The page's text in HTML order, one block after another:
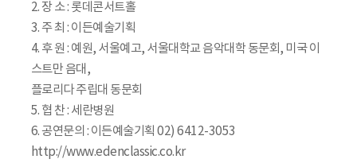
2. 장 소 : 롯데콘서트홀
3. 주 최 : 이든예술기획
4. 후 원 : 예원, 서울예고, 서울대학교 음악대학 동문회, 미국 이
스트만 음대,
플로리다 주립대 동문회
5. 협 찬 : 세란병원
6. 공연문의 : 이든예술기획 02) 6412-3053
http://www.edenclassic.co.kr